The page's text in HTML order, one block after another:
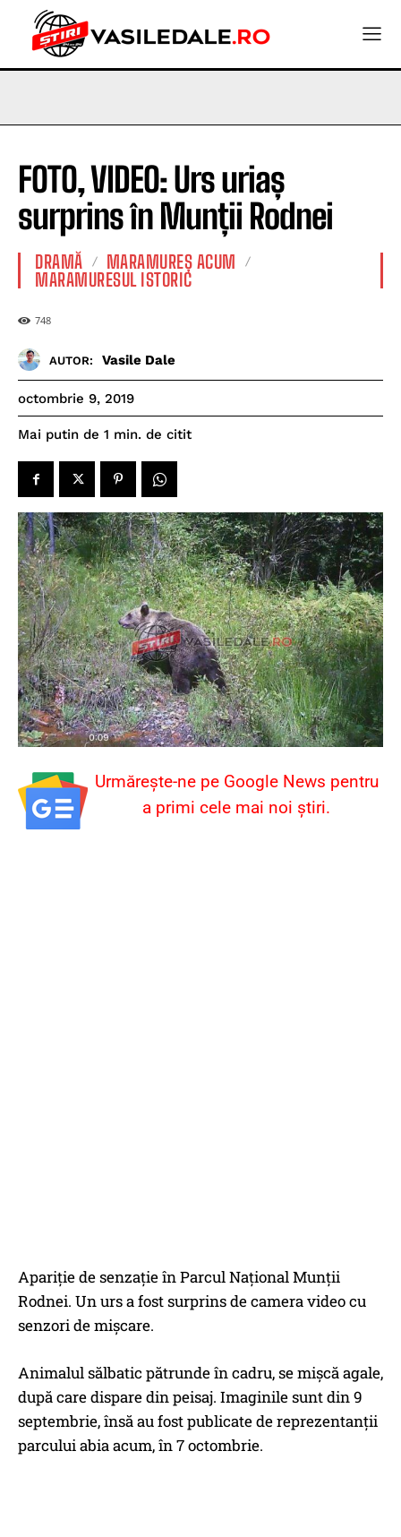
FOTO, VIDEO: Urs uriaș
surprins în Munții Rodnei
DRAMĂ
MARAMUREȘ ACUM
MARAMURESUL ISTORIC
748
AUTOR: Vasile Dale
octombrie 9, 2019
Mai putin de 1 min. de citit
Urmărește-ne pe Google News pentru
a primi cele mai noi știri.
Apariție de senzație în Parcul Național Munții
Rodnei. Un urs a fost surprins de camera video cu
senzori de mișcare.
Animalul sălbatic pătrunde în cadru, se mișcă agale,
după care dispare din peisaj. Imaginile sunt din 9
septembrie, însă au fost publicate de reprezentanții
parcului abia acum, în 7 octombrie.